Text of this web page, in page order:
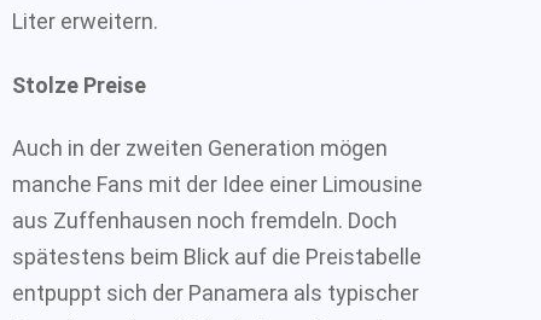
Liter erweitern.
Stolze Preise
Auch in der zweiten Generation mögen
manche Fans mit der Idee einer Limousine
aus Zuffenhausen noch fremdeln. Doch
spätestens beim Blick auf die Preistabelle
entpuppt sich der Panamera als typischer